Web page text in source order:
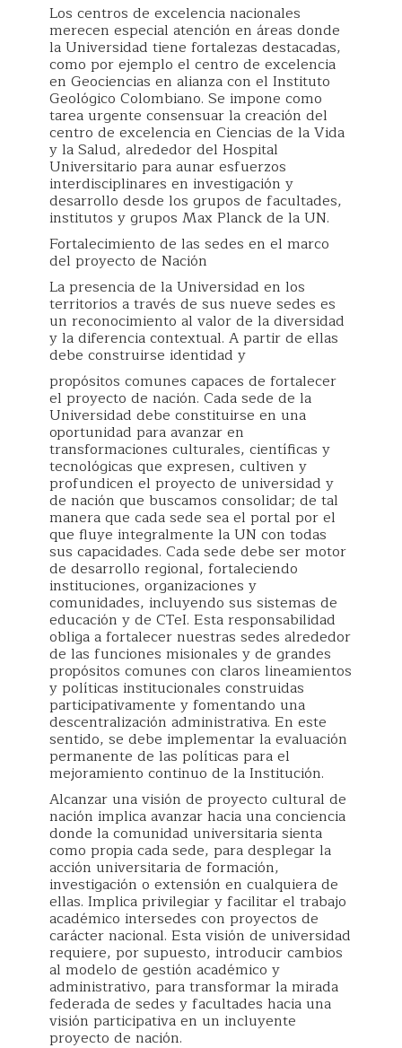
Los centros de excelencia nacionales
merecen especial atención en áreas donde
la Universidad tiene fortalezas destacadas,
como por ejemplo el centro de excelencia
en Geociencias en alianza con el Instituto
Geológico Colombiano. Se impone como
tarea urgente consensuar la creación del
centro de excelencia en Ciencias de la Vida
y la Salud, alrededor del Hospital
Universitario para aunar esfuerzos
interdisciplinares en investigación y
desarrollo desde los grupos de facultades,
institutos y grupos Max Planck de la UN.
Fortalecimiento de las sedes en el marco
del proyecto de Nación
La presencia de la Universidad en los
territorios a través de sus nueve sedes es
un reconocimiento al valor de la diversidad
y la diferencia contextual. A partir de ellas
debe construirse identidad y
propósitos comunes capaces de fortalecer
el proyecto de nación. Cada sede de la
Universidad debe constituirse en una
oportunidad para avanzar en
transformaciones culturales, científicas y
tecnológicas que expresen, cultiven y
profundicen el proyecto de universidad y
de nación que buscamos consolidar; de tal
manera que cada sede sea el portal por el
que fluye integralmente la UN con todas
sus capacidades. Cada sede debe ser motor
de desarrollo regional, fortaleciendo
instituciones, organizaciones y
comunidades, incluyendo sus sistemas de
educación y de CTeI. Esta responsabilidad
obliga a fortalecer nuestras sedes alrededor
de las funciones misionales y de grandes
propósitos comunes con claros lineamientos
y políticas institucionales construidas
participativamente y fomentando una
descentralización administrativa. En este
sentido, se debe implementar la evaluación
permanente de las políticas para el
mejoramiento continuo de la Institución.
Alcanzar una visión de proyecto cultural de
nación implica avanzar hacia una conciencia
donde la comunidad universitaria sienta
como propia cada sede, para desplegar la
acción universitaria de formación,
investigación o extensión en cualquiera de
ellas. Implica privilegiar y facilitar el trabajo
académico intersedes con proyectos de
carácter nacional. Esta visión de universidad
requiere, por supuesto, introducir cambios
al modelo de gestión académico y
administrativo, para transformar la mirada
federada de sedes y facultades hacia una
visión participativa en un incluyente
proyecto de nación.